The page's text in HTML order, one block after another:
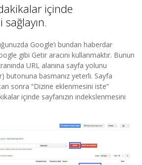
içinde
Google’ı bundan haberdar
gibi Getir aracını kullanmaktır. Bunun
URL alanına sayfa yolunu
butonuna basmanız yeterli. Sayfa
sonra “Dizine eklenmesini iste”
içinde sayfanızın indekslenmesini